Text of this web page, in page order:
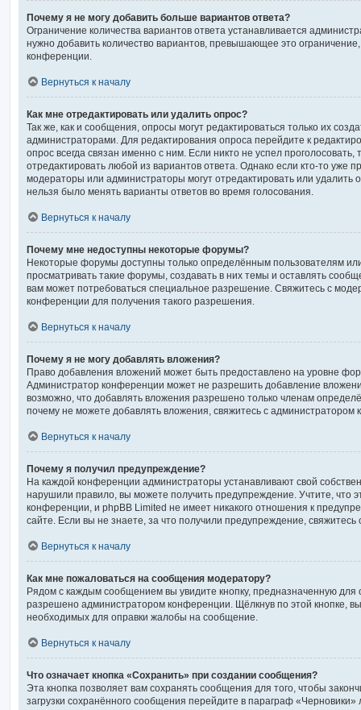
Почему я не могу добавить больше вариантов ответа?
Ограничение количества вариантов ответа устанавливается
нужно добавить количество вариантов, превышающее это
конференции.
Вернуться к началу
Как мне отредактировать или удалить опрос?
Так же, как и сообщения, опросы могут редактироваться только их
администраторами. Для редактирования опроса перейдите к
опрос всегда связан именно с ним. Если никто не успел
отредактировать любой из вариантов ответа. Однако если кто-то уже
модераторы или администраторы могут отредактировать или удалить
нельзя было менять варианты ответов во время голосования.
Вернуться к началу
Почему мне недоступны некоторые форумы?
Некоторые форумы доступны только определённым пользователям
просматривать такие форумы, создавать в них темы и оставлять
вам может потребоваться специальное разрешение. Свяжитесь с
конференции для получения такого разрешения.
Вернуться к началу
Почему я не могу добавлять вложения?
Право добавления вложений может быть предоставлено на уровне
Администратор конференции может не разрешить добавление
возможно, что добавлять вложения разрешено только членам
почему не можете добавлять вложения, свяжитесь с администратором
Вернуться к началу
Почему я получил предупреждение?
На каждой конференции администраторы устанавливают свой
нарушили правило, вы можете получить предупреждение. Учтите, что
конференции, и phpBB Limited не имеет никакого отношения к
сайте. Если вы не знаете, за что получили предупреждение,
Вернуться к началу
Как мне пожаловаться на сообщения модератору?
Рядом с каждым сообщением вы увидите кнопку, предназначенную для
разрешено администратором конференции. Щёлкнув по этой кнопке,
необходимых для оправки жалобы на сообщение.
Вернуться к началу
Что означает кнопка «Сохранить» при создании сообщения?
Эта кнопка позволяет вам сохранять сообщения для того, чтобы
загрузки сохранённого сообщения перейдите в параграф «Черновики»